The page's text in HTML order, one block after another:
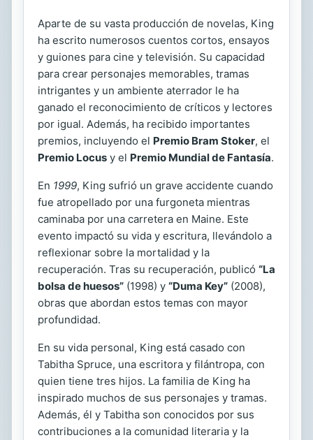
Aparte de su vasta producción de novelas, King
ha escrito numerosos cuentos cortos, ensayos
y guiones para cine y televisión. Su capacidad
para crear personajes memorables, tramas
intrigantes y un ambiente aterrador le ha
ganado el reconocimiento de críticos y lectores
por igual. Además, ha recibido importantes
premios, incluyendo el Premio Bram Stoker, el
Premio Locus y el Premio Mundial de Fantasía.
En 1999, King sufrió un grave accidente cuando
fue atropellado por una furgoneta mientras
caminaba por una carretera en Maine. Este
evento impactó su vida y escritura, llevándolo a
reflexionar sobre la mortalidad y la
recuperación. Tras su recuperación, publicó “La
bolsa de huesos” (1998) y “Duma Key” (2008),
obras que abordan estos temas con mayor
profundidad.
En su vida personal, King está casado con
Tabitha Spruce, una escritora y filántropa, con
quien tiene tres hijos. La familia de King ha
inspirado muchos de sus personajes y tramas.
Además, él y Tabitha son conocidos por sus
contribuciones a la comunidad literaria y la